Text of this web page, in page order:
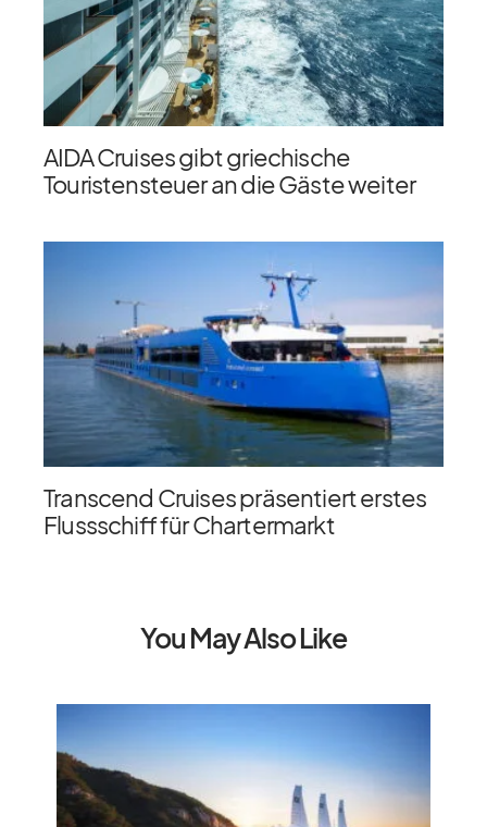
AIDA Cruises gibt griechische
Touristensteuer an die Gäste weiter
Transcend Cruises präsentiert erstes
Flussschiff für Chartermarkt
You May Also Like